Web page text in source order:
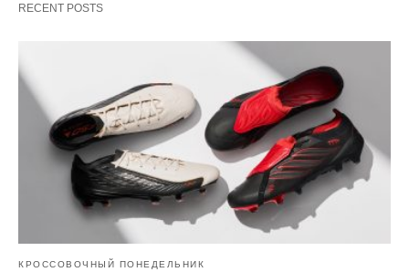
RECENT POSTS
КРОССОВОЧНЫЙ ПОНЕДЕЛЬНИК